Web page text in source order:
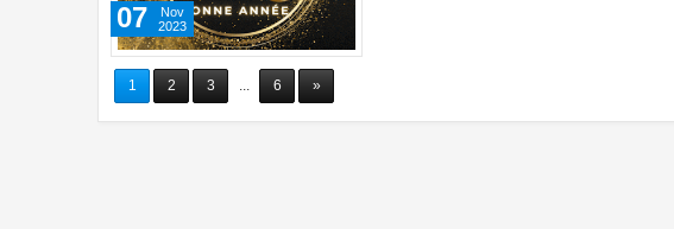
07
Nov
2023
1 2 3 ... 6 »